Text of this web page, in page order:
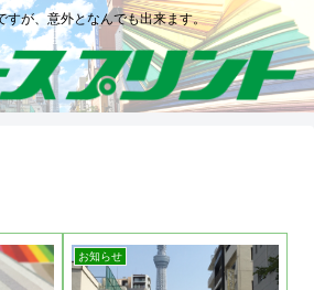
すが、意外となんでも出来ます。
お知らせ